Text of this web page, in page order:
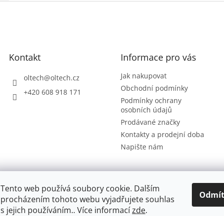
Tento web používá soubory cookie. Dalším
procházením tohoto webu vyjadřujete souhlas
s jejich používáním.. Více informacízde.
Kontakt
oltech@oltech.cz
+420 608 918 171
Informace pro vás
Jak nakupovat
Obchodní podmínky
Podmínky ochrany
osobních údajů
Prodávané značky
Kontakty a prodejní doba
Napište nám